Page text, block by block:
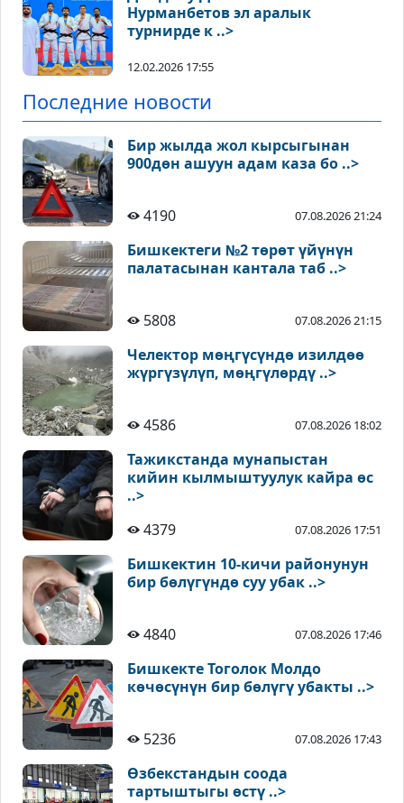
Нурманбетов эл аралык
турнирде к ..>
12.02.2026 17:55
Последние новости
Бир жылда жол кырсыгынан
900дөн ашуун адам каза бо ..>
4190 07.08.2026 21:24
Бишкектеги №2 төрөт үйүнүн
палатасынан кантала таб ..>
5808 07.08.2026 21:15
Челектор мөңгүсүндө изилдөө
жүргүзүлүп, мөңгүлөрдү ..>
4586 07.08.2026 18:02
Тажикстанда мунапыстан
кийин кылмыштуулук кайра өс
..>
4379
07.08.2026 17:51
Бишкектин 10-кичи районунун
бир бөлүгүндө суу убак ..>
4840 07.08.2026 17:46
Бишкекте Тоголок Молдо
көчөсүнүн бир бөлүгү убакты ..>
5236 07.08.2026 17:43
Өзбекстандын соода
тартыштыгы өстү ..>